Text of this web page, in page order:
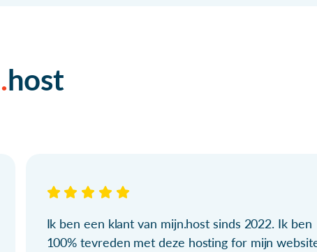
host
Ik ben een klant van mijn.host sinds 2022. Ik ben
100% tevreden met deze hosting for mijn